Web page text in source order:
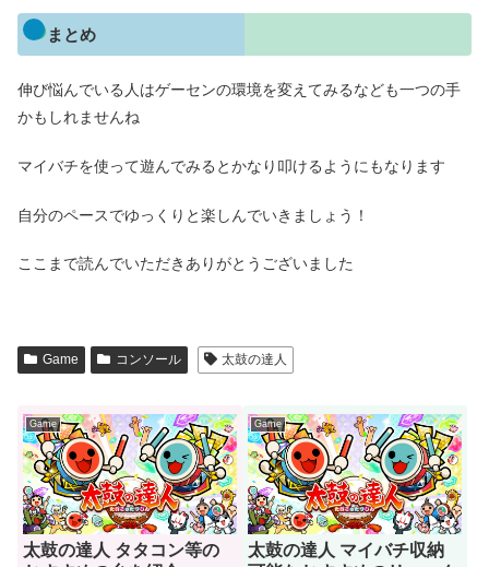
まとめ
伸び悩んでいる人はゲーセンの環境を変えてみるなども一つの手
かもしれませんね
マイバチを使って遊んでみるとかなり叩けるようにもなります
自分のペースでゆっくりと楽しんでいきましょう！
ここまで読んでいただきありがとうございました
Game コンソール 太鼓の達人
Game
太鼓の達人 タタコン等の
Game
太鼓の達人 マイバチ収納